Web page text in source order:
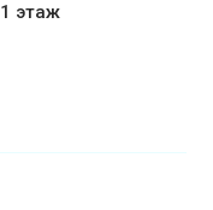
этаж